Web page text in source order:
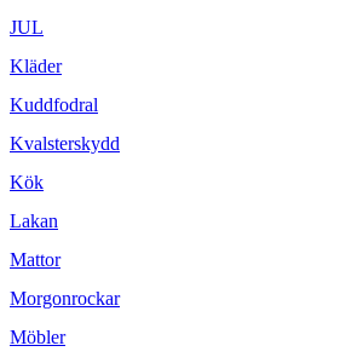
JUL
Kläder
Kuddfodral
Kvalsterskydd
Kök
Lakan
Mattor
Morgonrockar
Möbler